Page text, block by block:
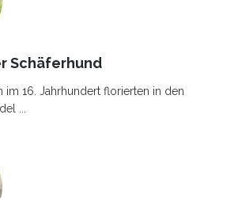
Schäferhund
im 16. Jahrhundert florierten in den
...